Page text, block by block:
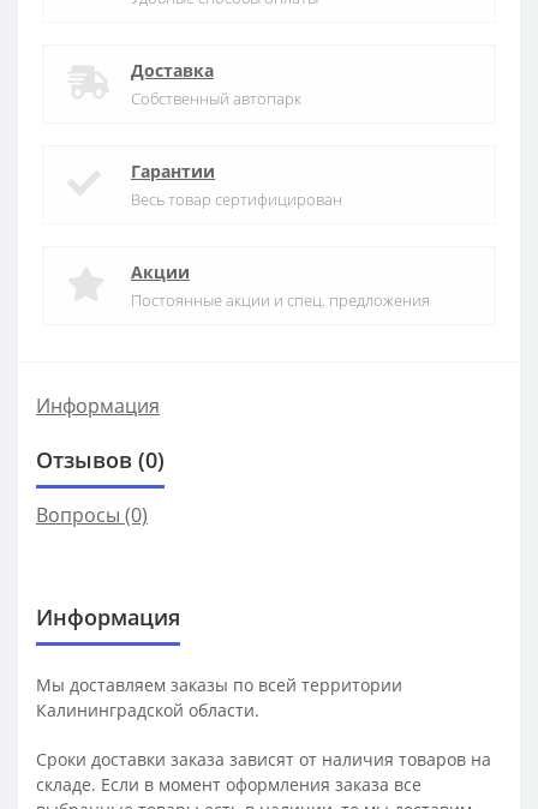
Доставка
Собственный автопарк
Гарантии
Весь товар сертифицирован
Акции
Постоянные акции и спец. предложения
Информация
Отзывов (0)
Вопросы (0)
Информация
Мы доставляем заказы по всей территории
Калининградской области.
Сроки доставки заказа зависят от наличия товаров на
складе. Если в момент оформления заказа все